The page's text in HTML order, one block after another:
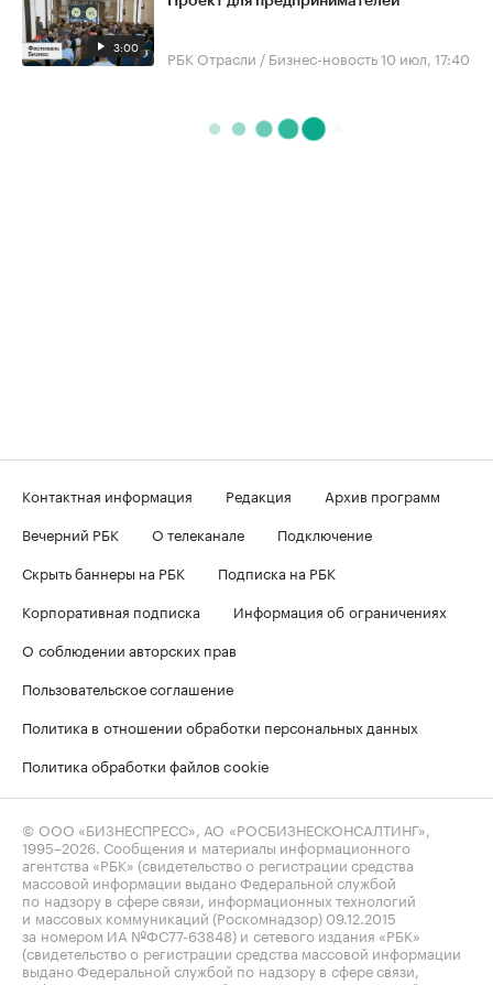
3:00 РБК Отрасли / Бизнес-новость10 июл, 17:40
Контактная информация Редакция
Архив программ
Вечерний РБК
О телеканале
Подключение
Скрыть баннеры на РБК
Подписка на РБК
Корпоративная подписка
Информация об ограничениях
О соблюдении авторских прав
Пользовательское соглашение
Политика в отношении обработки персональных данных
Политика обработки файлов cookie
© ООО «БИЗНЕСПРЕСС», АО «РОСБИЗНЕСКОНСАЛТИНГ»,
1995–2026. Сообщения и материалы информационного
агентства «РБК» (свидетельство о регистрации средства
массовой информации выдано Федеральной службой
по надзору в сфере связи, информационных технологий
и массовых коммуникаций (Роскомнадзор) 09.12.2015
за номером ИА №ФС77-63848) и сетевого издания «РБК»
(свидетельство о регистрации средства массовой информации
выдано Федеральной службой по надзору в сфере связи,